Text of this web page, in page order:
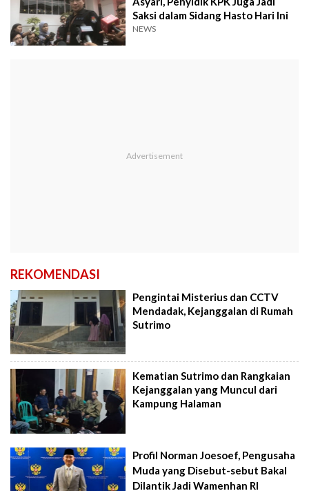
Saksi dalam Sidang Hasto Hari Ini
NEWS
REKOMENDASI
Pengintai Misterius dan CCTV
Mendadak, Kejanggalan di Rumah
Sutrimo
Kematian Sutrimo dan Rangkaian
Kejanggalan yang Muncul dari
Kampung Halaman
Profil Norman Joesoef, Pengusaha
Muda yang Disebut-sebut Bakal
Dilantik Jadi Wamenhan RI